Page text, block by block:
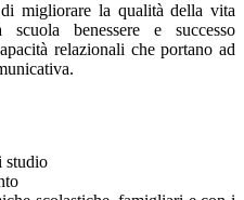
migliorare la qualità della vita
benessere e successo
relazionali che portano ad
studio